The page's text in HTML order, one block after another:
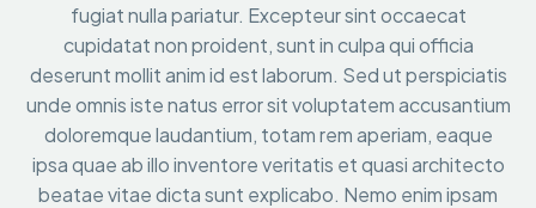
fugiat nulla pariatur. Excepteur sint occaecat
cupidatat non proident, sunt in culpa qui officia
deserunt mollit anim id est laborum. Sed ut perspiciatis
unde omnis iste natus error sit voluptatem accusantium
doloremque laudantium, totam rem aperiam, eaque
ipsa quae ab illo inventore veritatis et quasi architecto
beatae vitae dicta sunt explicabo. Nemo enim ipsam